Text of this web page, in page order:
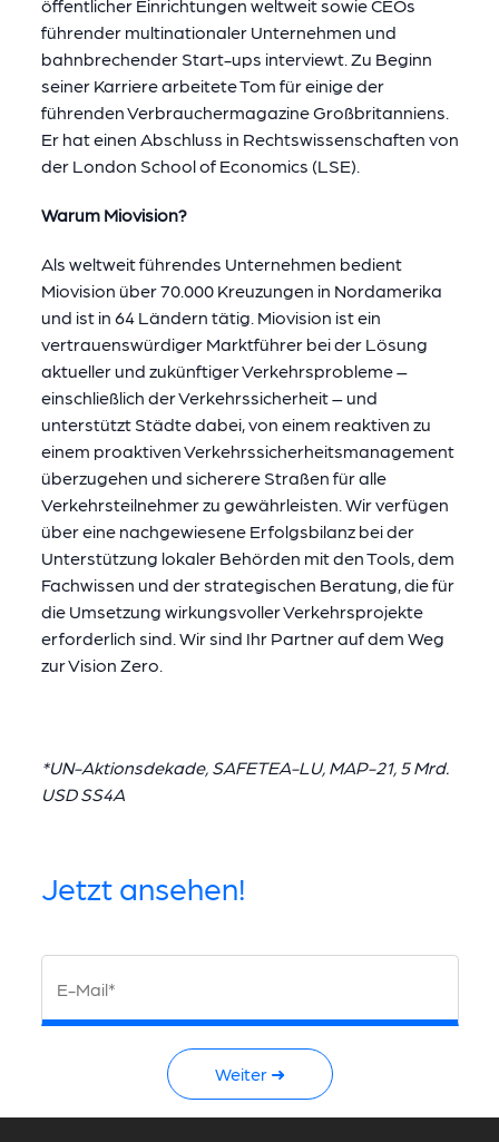
öffentlicher Einrichtungen weltweit sowie CEOs
führender multinationaler Unternehmen und
bahnbrechender Start-ups interviewt. Zu Beginn
seiner Karriere arbeitete Tom für einige der
führenden Verbrauchermagazine Großbritanniens.
Er hat einen Abschluss in Rechtswissenschaften von
der London School of Economics (LSE).
Warum Miovision?
Als weltweit führendes Unternehmen bedient
Miovision über 70.000 Kreuzungen in Nordamerika
und ist in 64 Ländern tätig. Miovision ist ein
vertrauenswürdiger Marktführer bei der Lösung
aktueller und zukünftiger Verkehrsprobleme –
einschließlich der Verkehrssicherheit – und
unterstützt Städte dabei, von einem reaktiven zu
einem proaktiven Verkehrssicherheitsmanagement
überzugehen und sicherere Straßen für alle
Verkehrsteilnehmer zu gewährleisten. Wir verfügen
über eine nachgewiesene Erfolgsbilanz bei der
Unterstützung lokaler Behörden mit den Tools, dem
Fachwissen und der strategischen Beratung, die für
die Umsetzung wirkungsvoller Verkehrsprojekte
erforderlich sind. Wir sind Ihr Partner auf dem Weg
zur Vision Zero.
*UN-Aktionsdekade, SAFETEA-LU, MAP-21, 5 Mrd.
USD SS4A
Jetzt ansehen!
E-Mail*
Weiter ➜